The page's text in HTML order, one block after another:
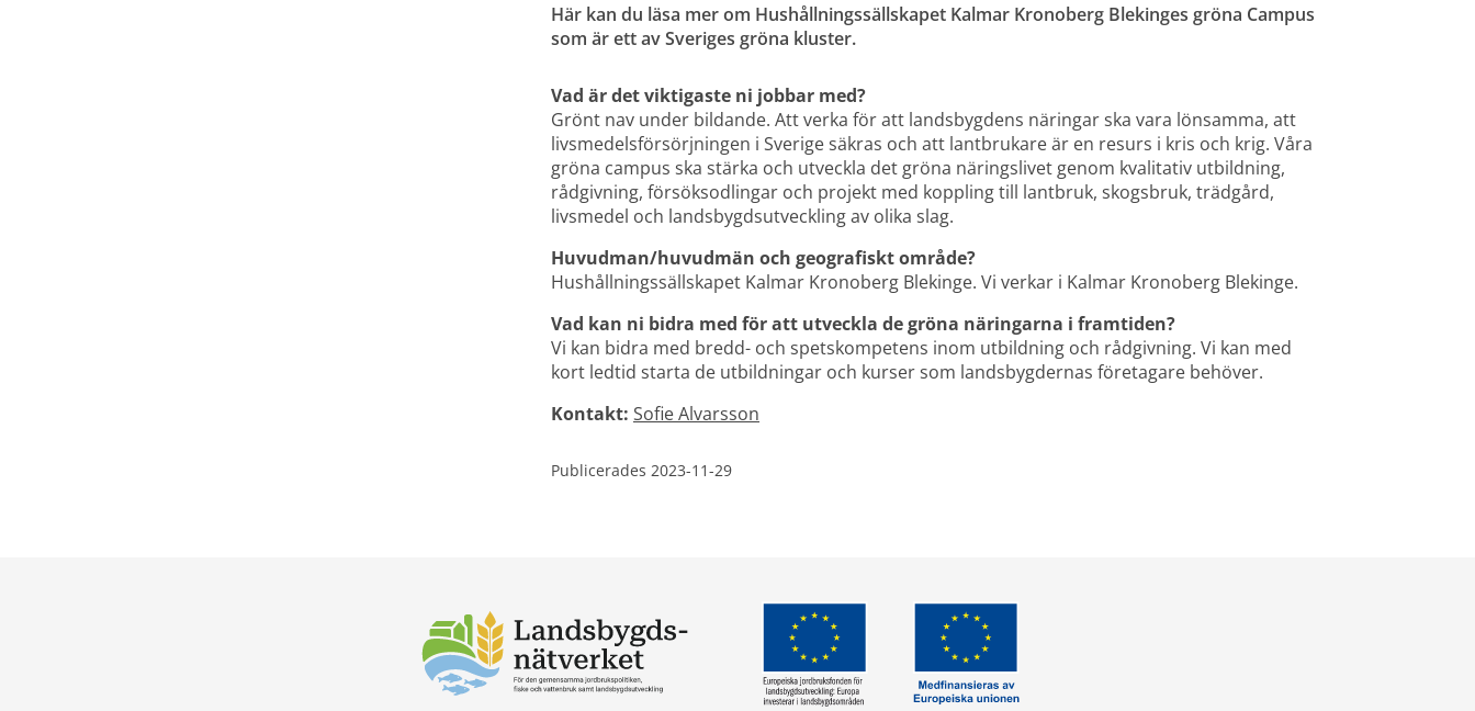
Här kan du läsa mer om Hushållningssällskapet Kalmar Kronoberg Blekinges gröna Campus
som är ett av Sveriges gröna kluster.
Vad är det viktigaste ni jobbar med?
Grönt nav under bildande. Att verka för att landsbygdens näringar ska vara lönsamma, att
livsmedelsförsörjningen i Sverige säkras och att lantbrukare är en resurs i kris och krig. Våra
gröna campus ska stärka och utveckla det gröna näringslivet genom kvalitativ utbildning,
rådgivning, försöksodlingar och projekt med koppling till lantbruk, skogsbruk, trädgård,
livsmedel och landsbygdsutveckling av olika slag.
Huvudman/huvudmän och geografiskt område?
Hushållningssällskapet Kalmar Kronoberg Blekinge. Vi verkar i Kalmar Kronoberg Blekinge.
Vad kan ni bidra med för att utveckla de gröna näringarna i framtiden?
Vi kan bidra med bredd- och spetskompetens inom utbildning och rådgivning. Vi kan med
kort ledtid starta de utbildningar och kurser som landsbygdernas företagare behöver.
Kontakt: Sofie Alvarsson
Publicerades 2023-11-29